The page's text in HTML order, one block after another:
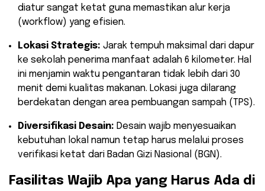
diatur sangat ketat guna memastikan alur kerja
(workflow) yang efisien.
Lokasi Strategis: Jarak tempuh maksimal dari dapur
ke sekolah penerima manfaat adalah 6 kilometer. Hal
ini menjamin waktu pengantaran tidak lebih dari 30
menit demi kualitas makanan. Lokasi juga dilarang
berdekatan dengan area pembuangan sampah (TPS).
Diversifikasi Desain: Desain wajib menyesuaikan
kebutuhan lokal namun tetap harus melalui proses
verifikasi ketat dari Badan Gizi Nasional (BGN).
​Fasilitas Wajib Apa yang Harus Ada di